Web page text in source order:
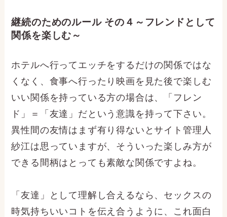
継続のためのルール その４～フレンドとして
関係を楽しむ～
ホテルへ行ってエッチをするだけの関係ではな
くなく、食事へ行ったり映画を見た後で楽しむ
いい関係を持っている方の場合は、「フレン
ド」＝「友達」だという意識を持って下さい。
異性間の友情はまず有り得ないとサイト管理人
紗江は思っていますが、そういった楽しみ方が
できる間柄はとっても素敵な関係ですよね。
「友達」として理解し合えるなら、セックスの
時気持ちいいコトを伝え合うように、これ面白